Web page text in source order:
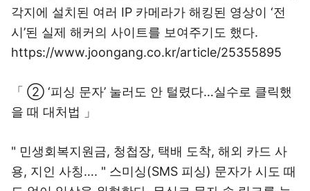
각지에 설치된 여러 IP 카메라가 해킹된 영상이 ‘전
시’된 실제 해커의 사이트를 보여주기도 했다.
https://www.joongang.co.kr/article/25355895
「 ② ‘피싱 문자’ 눌러도 안 털렸다…실수로 클릭했
을 때 대처법 」
" 민생회복지원금, 청첩장, 택배 도착, 해외 카드 사
용, 지인 사칭…. " 스미싱(SMS 피싱) 문자가 시도 때